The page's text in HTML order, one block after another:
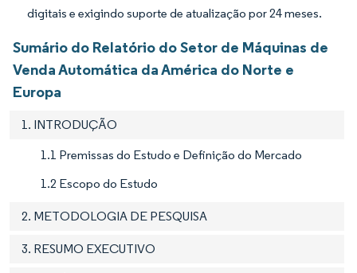
digitais e exigindo suporte de atualização por 24 meses.
Sumário do Relatório do Setor de Máquinas de
Venda Automática da América do Norte e
Europa
1. INTRODUÇÃO
1.1 Premissas do Estudo e Definição do Mercado
1.2 Escopo do Estudo
2. METODOLOGIA DE PESQUISA
3. RESUMO EXECUTIVO